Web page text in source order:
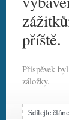
příště.
Příspěvek
záložky.